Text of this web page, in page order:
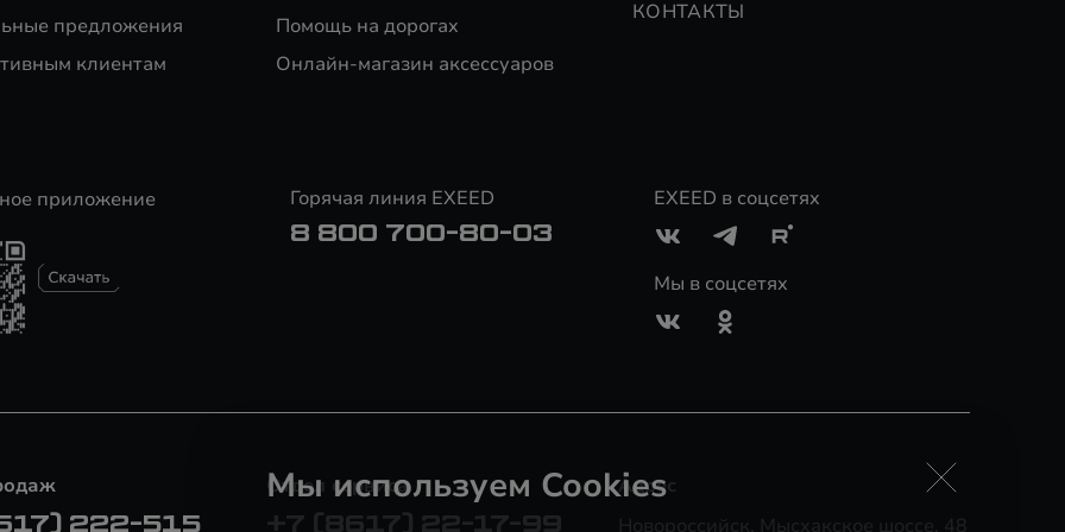
предложения
клиентам
Помощь на дорогах
Онлайн-магазин аксессуаров
КОНТАКТЫ
приложение Горячая линия EXEED
8 800 700-80-03
EXEED в соцсетях
Мы в соцсетях
222-515
Отдел сервиса
+7 (8617) 22-17-99
Адрес
Новороссийск, Мысхакское шоссе, 48
Мы используем Cookies